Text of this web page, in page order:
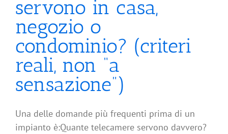
servono in casa,
negozio o
condominio? (criteri
reali, non “a
sensazione”)
Una delle domande più frequenti prima di un
impianto è:Quante telecamere servono davvero?